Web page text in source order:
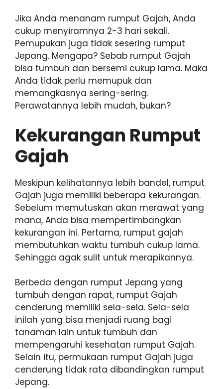
Jika Anda menanam rumput Gajah, Anda
cukup menyiramnya 2-3 hari sekali.
Pemupukan juga tidak sesering rumput
Jepang. Mengapa? Sebab rumput Gajah
bisa tumbuh dan bersemi cukup lama. Maka
Anda tidak perlu memupuk dan
memangkasnya sering-sering.
Perawatannya lebih mudah, bukan?
Kekurangan Rumput
Gajah
Meskipun kelihatannya lebih bandel, rumput
Gajah juga memiliki beberapa kekurangan.
Sebelum memutuskan akan merawat yang
mana, Anda bisa mempertimbangkan
kekurangan ini. Pertama, rumput gajah
membutuhkan waktu tumbuh cukup lama.
Sehingga agak sulit untuk merapikannya.
Berbeda dengan rumput Jepang yang
tumbuh dengan rapat, rumput Gajah
cenderung memiliki sela-sela. Sela-sela
inilah yang bisa menjadi ruang bagi
tanaman lain untuk tumbuh dan
mempengaruhi kesehatan rumput Gajah.
Selain itu, permukaan rumput Gajah juga
cenderung tidak rata dibandingkan rumput
Jepang.